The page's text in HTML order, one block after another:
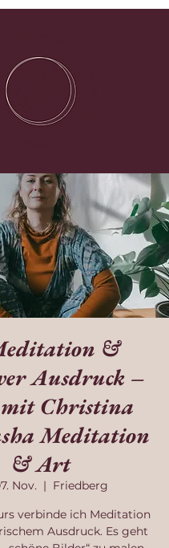
&
Ausdruck –
Christina
Meditation
& Art
Nov.
  |
Friedberg
verbinde ich Meditation
Ausdruck. Es geht